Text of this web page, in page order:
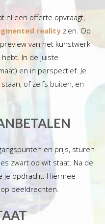
een offerte opvraagt,
reality zien. Op
van het kunstwerk
hebt. In de juiste
en in perspectief. Je
of zelfs buiten, en
en prijs, sturen
zwart op wit staat. Na de
je opdracht. Hiermee
beeldrechten.